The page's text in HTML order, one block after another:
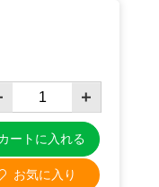
ートに入れる